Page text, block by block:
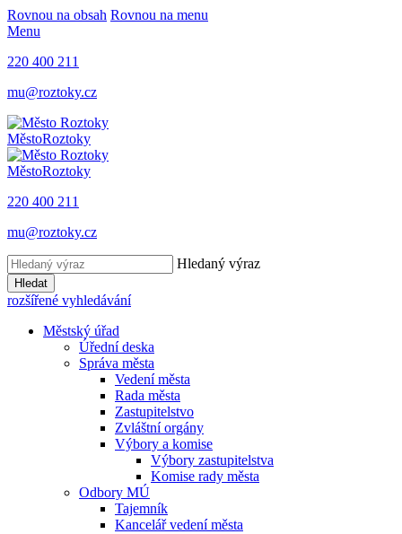
Rovnou na obsah Rovnou na menu
Menu
220 400 211
mu@roztoky.cz
MěstoRoztoky
MěstoRoztoky
220 400 211
mu@roztoky.cz
Hledaný výraz
Hledat
rozšířené vyhledávání
Městský úřad
Úřední deska
Správa města
Vedení města
Rada města
Zastupitelstvo
Zvláštní orgány
Výbory a komise
Výbory zastupitelstva
Komise rady města
Odbory MÚ
Tajemník
Kancelář vedení města